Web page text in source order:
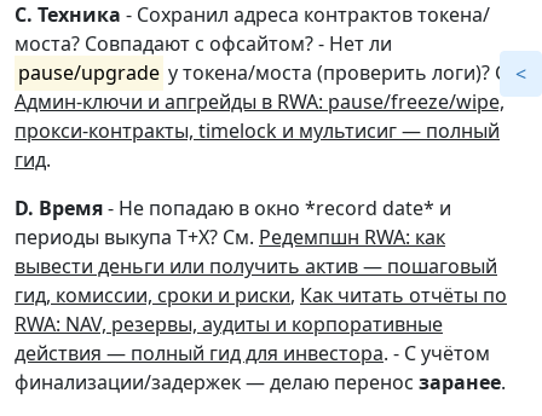
C. Техника - Сохранил адреса контрактов токена/
моста? Совпадают с офсайтом? - Нет ли
pause/upgrade у токена/моста (проверить логи)? См.
Админ-ключи и апгрейды в RWA: pause/freeze/wipe,
прокси-контракты, timelock и мультисиг — полный
гид.
D. Время- Не попадаю в окно *record date* и
периоды выкупа T+X? См. Редемпшн RWA: как
вывести деньги или получить актив — пошаговый
гид, комиссии, сроки и риски, Как читать отчёты по
RWA: NAV, резервы, аудиты и корпоративные
действия — полный гид для инвестора. - С учётом
финализации/задержек — делаю перенос заранее.